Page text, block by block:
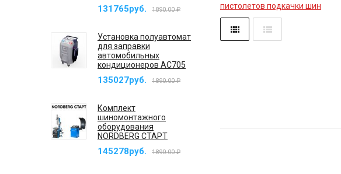
пистолетов подкачки шин
131765руб. 1890.00 ₽
Установка полуавтомат
для заправки
автомобильных
кондиционеров AC705
135027руб. 1890.00 ₽
Комплект
шиномонтажного
оборудования
NORDBERG СТАРТ
145278руб. 1890.00 ₽